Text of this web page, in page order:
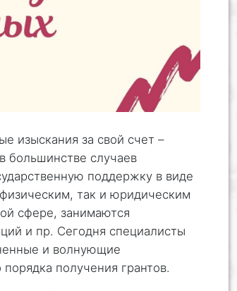
изыскания за свой счет –
большинстве случаев
поддержку в виде
так и юридическим
сфере, занимаются
и пр. Сегодня специалисты
и волнующие
получения грантов.